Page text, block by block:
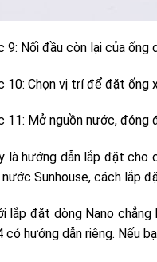
Nối đầu còn lại của ống
10: Chọn vị trí để đặt ống
11: Mở nguồn nước, đóng
là hướng dẫn lắp đặt cho
Sunhouse, cách lắp
lắp đặt dòng Nano
có hướng dẫn riêng. Nếu